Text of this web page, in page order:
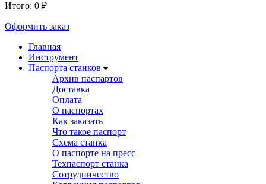
Итого: 0 ₽
Оформить заказ
Главная
Инструмент
Паспорта станков
Архив паспартов
Доставка
Оплата
О паспортах
Как заказать
Что такое паспорт
Схема станка
О паспорте на пресс
Техпаспорт станка
Сотрудничество